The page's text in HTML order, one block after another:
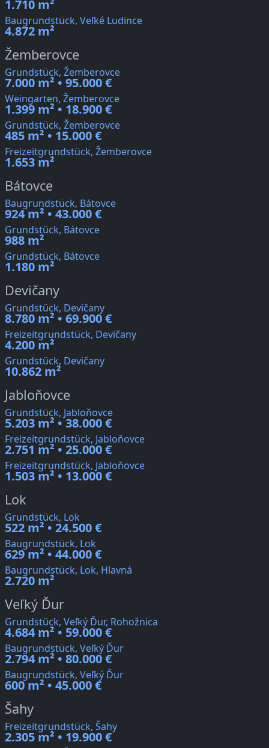
1.710 m²
Baugrundstück, Veľké Ludince
4.872 m²
Žemberovce
Grundstück, Žemberovce
7.000 m² • 95.000 €
Weingarten, Žemberovce
1.399 m² • 18.900 €
Grundstück, Žemberovce
485 m² • 15.000 €
Freizeitgrundstück, Žemberovce
1.653 m²
Bátovce
Baugrundstück, Bátovce
924 m² • 43.000 €
Grundstück, Bátovce
988 m²
Grundstück, Bátovce
1.180 m²
Devičany
Grundstück, Devičany
8.780 m² • 69.900 €
Freizeitgrundstück, Devičany
4.200 m²
Grundstück, Devičany
10.862 m²
Jabloňovce
Grundstück, Jabloňovce
5.203 m² • 38.000 €
Freizeitgrundstück, Jabloňovce
2.751 m² • 25.000 €
Freizeitgrundstück, Jabloňovce
1.503 m² • 13.000 €
Lok
Grundstück, Lok
522 m² • 24.500 €
Baugrundstück, Lok
629 m² • 44.000 €
Baugrundstück, Lok, Hlavná
2.720 m²
Veľký Ďur
Grundstück, Veľký Ďur, Rohožnica
4.684 m² • 59.000 €
Baugrundstück, Veľký Ďur
2.794 m² • 80.000 €
Baugrundstück, Veľký Ďur
600 m² • 45.000 €
Šahy
Freizeitgrundstück, Šahy
2.305 m² • 19.900 €